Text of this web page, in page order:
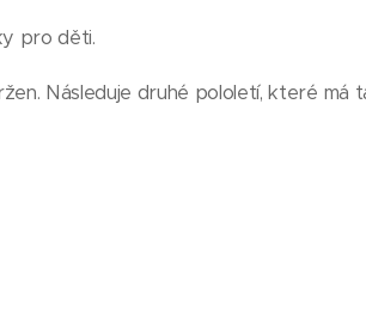
pro děti.
Následuje druhé pololetí, které má